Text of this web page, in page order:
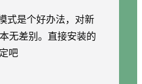
是个好办法，对新
无差别。直接安装的
吧